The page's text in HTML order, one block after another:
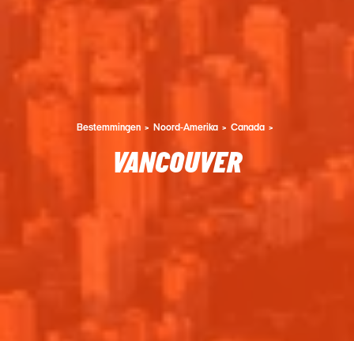
Bestemmingen Noord-Amerika Canada
VANCOUVER